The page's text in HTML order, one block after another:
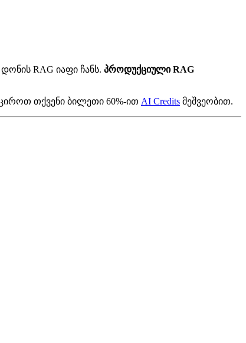
RAG იაფი ჩანს. პროდუქციული RAG
თქვენი ბილეთი 60%-ით AI Credits მეშვეობით.